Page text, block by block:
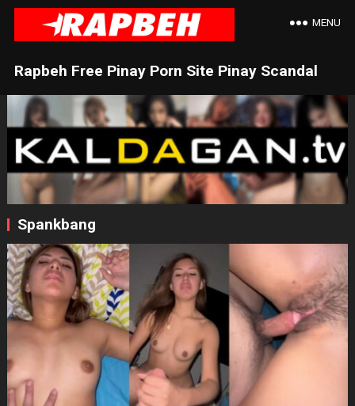
Rapbeh Free Pinay Porn Site Pinay Scandal
MENU
Spankbang